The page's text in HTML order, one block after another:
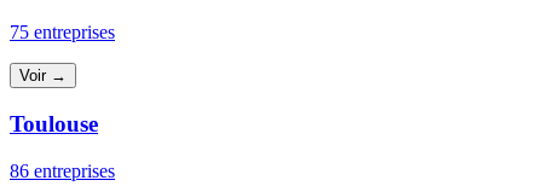
75 entreprises
Voir →
Toulouse
86 entreprises